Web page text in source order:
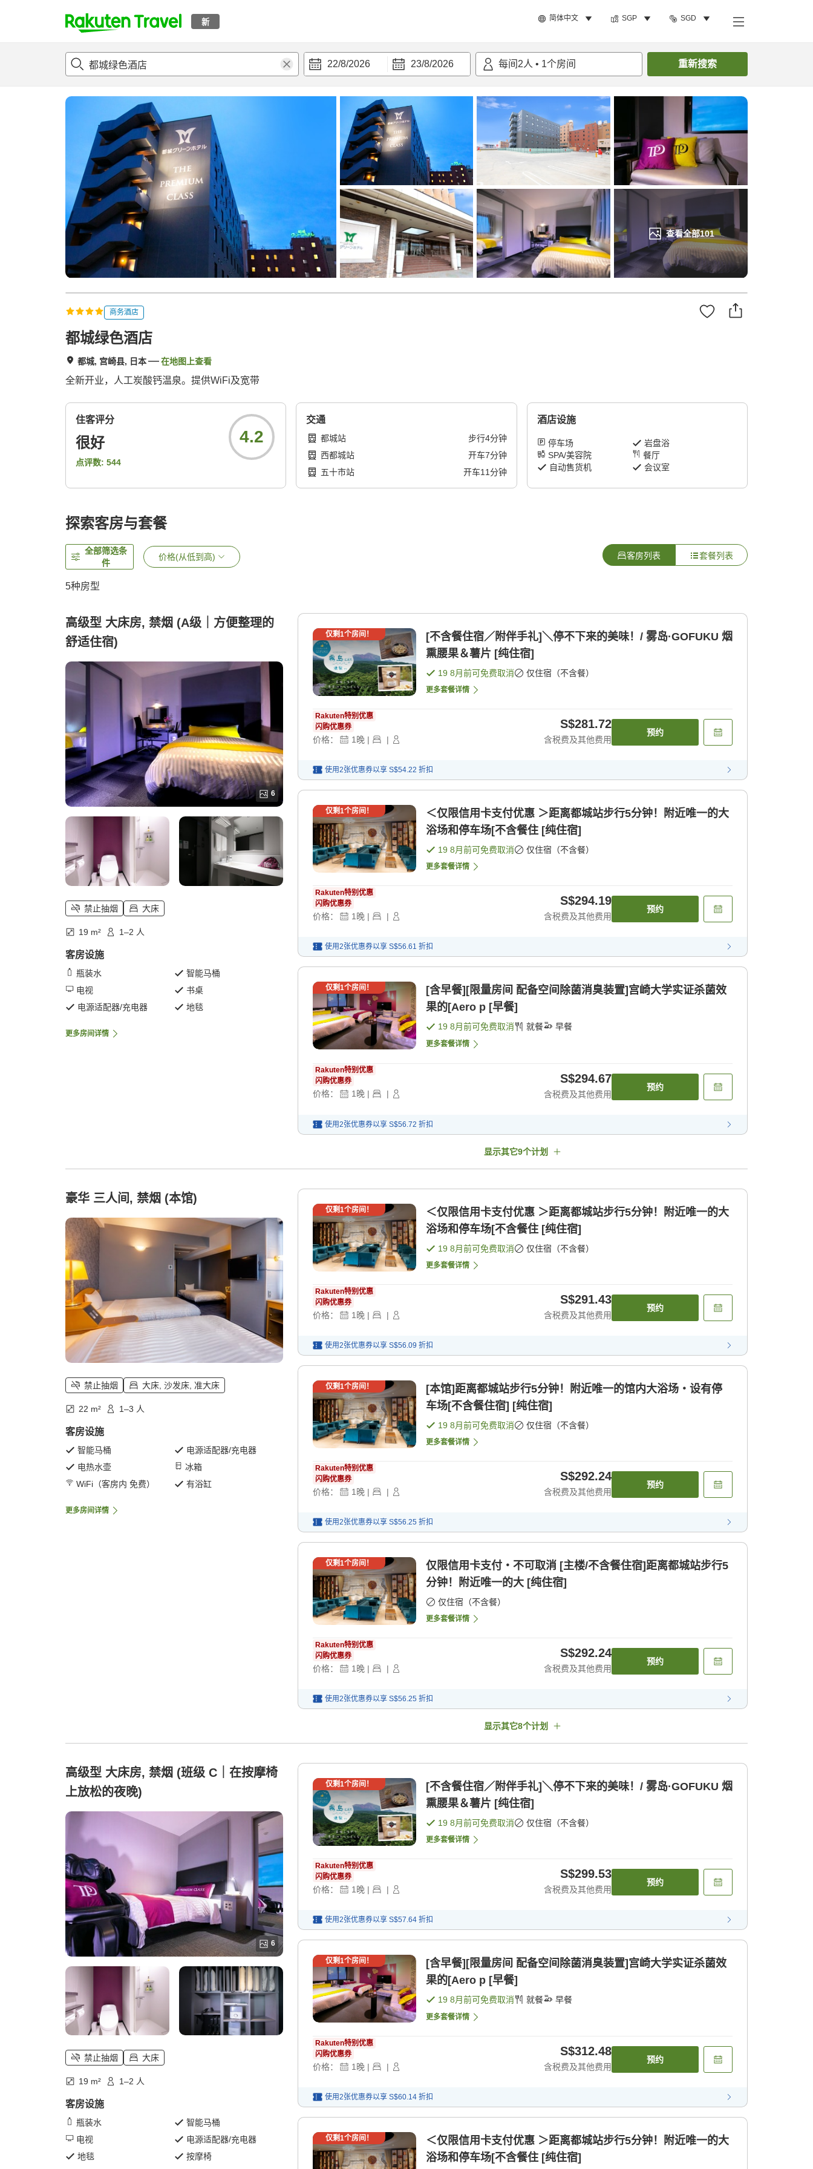
新 简体中文 SGP SGD
t
p
a
22/8/2026 23/8/2026 每间 2人 • 1个房间 重新搜索
查看全部101
概况 客房及住宿套餐评论 搜索客房
商务酒店
都城绿色酒店
都城, 宫崎县, 日本 在地图上查看
全新开业，人工炭酸钙温泉。提供WiFi及宽带
住客评分
很好
点评数: 544
4.2
交通
都城站 步行4分钟
西都城站
开车7分钟
五十市站
开车11分钟
酒店设施
停车场
岩盘浴
SPA/美容院
餐厅
自动售货机
会议室
探索客房与套餐
全部筛选条
件
价格(从低到高) 客房列表 套餐列表
5种房型
高级型 大床房, 禁烟 (A级｜方便整理的
舒适住宿)
6
禁止抽烟 大床
19 m² 1–2 人
客房设施
瓶装水
智能马桶
电视
书桌
电源适配器/充电器
地毯
更多房间详情
仅剩1个房间！
[不含餐住宿／附伴手礼]＼停不下来的美味！/ 雾岛·GOFUKU 烟
熏腰果＆薯片 [纯住宿]
19 8月前可免费取消 仅住宿（不含餐）
更多套餐详情
Rakuten特别优惠
闪购优惠券
价格： 1晚 | |
S$281.72
含税费及其他费用
预约
使用2张优惠券以享 S$54.22 折扣
仅剩1个房间！
＜仅限信用卡支付优惠 ＞距离都城站步行5分钟！附近唯一的大
浴场和停车场[不含餐住 [纯住宿]
19 8月前可免费取消 仅住宿（不含餐）
更多套餐详情
Rakuten特别优惠
闪购优惠券
价格： 1晚 | |
S$294.19
含税费及其他费用
预约
使用2张优惠券以享 S$56.61 折扣
仅剩1个房间！
[含早餐][限量房间 配备空间除菌消臭装置]宫崎大学实证杀菌效
果的[Aero p [早餐]
19 8月前可免费取消 就餐 早餐
更多套餐详情
Rakuten特别优惠
闪购优惠券
价格： 1晚 | |
S$294.67
含税费及其他费用
预约
使用2张优惠券以享 S$56.72 折扣
显示其它9个计划
豪华 三人间, 禁烟 (本馆)
禁止抽烟 大床, 沙发床, 准大床
22 m² 1–3 人
客房设施
智能马桶
电源适配器/充电器
电热水壶
冰箱
WiFi（客房内 免费）
有浴缸
更多房间详情
仅剩1个房间！
＜仅限信用卡支付优惠 ＞距离都城站步行5分钟！附近唯一的大
浴场和停车场[不含餐住 [纯住宿]
19 8月前可免费取消 仅住宿（不含餐）
更多套餐详情
Rakuten特别优惠
闪购优惠券
价格： 1 晚 | |
S$291.43
含税费及其他费用
预约
使用2张优惠券以享 S$56.09 折扣
仅剩1个房间！
[本馆]距离都城站步行5分钟！附近唯一的馆内大浴场・设有停
车场[不含餐住宿] [纯住宿]
19 8月前可免费取消 仅住宿（不含餐）
更多套餐详情
Rakuten特别优惠
闪购优惠券
价格： 1 晚 | |
S$292.24
含税费及其他费用
预约
使用2张优惠券以享 S$56.25 折扣
仅剩1个房间！
仅限信用卡支付・不可取消 [主楼/不含餐住宿]距离都城站步行5
分钟！附近唯一的大 [纯住宿]
仅住宿（不含餐）
更多套餐详情
Rakuten特别优惠
闪购优惠券
价格： 1 晚 | |
S$292.24
含税费及其他费用
预约
使用2张优惠券以享 S$56.25 折扣
显示其它8个计划
高级型 大床房, 禁烟 (班级 C｜在按摩椅
上放松的夜晚)
6
禁止抽烟 大床
19 m² 1–2 人
客房设施
瓶装水
智能马桶
电视
电源适配器/充电器
地毯
按摩椅
仅剩1个房间！
[不含餐住宿／附伴手礼]＼停不下来的美味！/ 雾岛·GOFUKU 烟
熏腰果＆薯片 [纯住宿]
19 8月前可免费取消 仅住宿（不含餐）
更多套餐详情
Rakuten特别优惠
闪购优惠券
价格： 1 晚 | |
S$299.53
含税费及其他费用
预约
使用2张优惠券以享 S$57.64 折扣
仅剩1个房间！
[含早餐][限量房间 配备空间除菌消臭装置]宫崎大学实证杀菌效
果的[Aero p [早餐]
19 8月前可免费取消 就餐 早餐
更多套餐详情
Rakuten特别优惠
闪购优惠券
价格： 1 晚 | |
S$312.48
含税费及其他费用
预约
使用2张优惠券以享 S$60.14 折扣
仅剩1个房间！
＜仅限信用卡支付优惠 ＞距离都城站步行5分钟！附近唯一的大
浴场和停车场[不含餐住 [纯住宿]